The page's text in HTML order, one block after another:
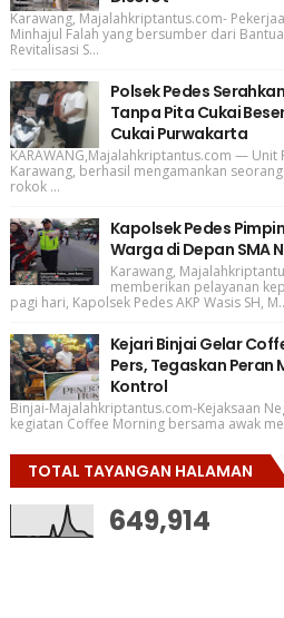
Karawang, Majalahkriptantus.com-
Minhajul Falah yang bersumber dari
Revitalisasi S...
Polsek Pedes
Tanpa Pita Cukai
Cukai Purwakarta
KARAWANG,Majalahkriptantus.com — Unit
Karawang, berhasil mengamankan
rokok ...
Kapolsek Pedes
Warga di Depan SMA
Karawang,
memberikan pelayanan
pagi hari, Kapolsek Pedes AKP Wasis SH,
Kejari Binjai Gelar
Pers, Tegaskan
Kontrol
Binjai-Majalahkriptantus.com-Kejaksaan
kegiatan Coffee Morning bersama awak
TOTAL TAYANGAN HALAMAN
649,914